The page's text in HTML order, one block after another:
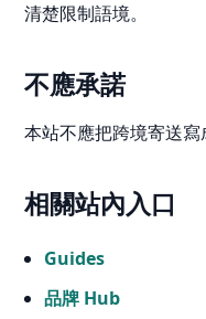
清楚限制語境。
不應承諾
本站不應把跨境寄送寫
相關站內入口
Guides
品牌 Hub